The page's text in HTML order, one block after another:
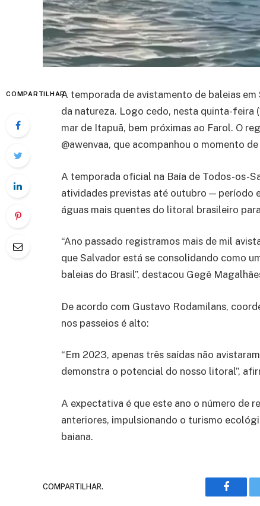
COMPARTILHARA temporada de avistamento de baleias
da natureza. Logo cedo, nesta quinta-feira
mar de Itapuã, bem próximas ao Farol. O
@awenvaa, que acompanhou o momento
A temporada oficial na Baía de Todos-os-
atividades previstas até outubro — período
águas mais quentes do litoral brasileiro
“Ano passado registramos mais de mil
que Salvador está se consolidando como
baleias do Brasil”, destacou Gegê
De acordo com Gustavo Rodamilans,
nos passeios é alto:
“Em 2023, apenas três saídas não
demonstra o potencial do nosso litoral”,
A expectativa é que este ano o número de
anteriores, impulsionando o turismo
baiana.
COMPARTILHAR.